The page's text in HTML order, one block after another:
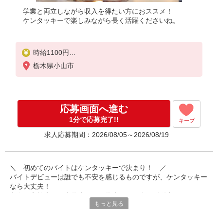
学業と両立しながら収入を得たい方におススメ！
ケンタッキーで楽しみながら長く活躍くださいね。
時給1100円
＜高校生＞時給1070円
栃木県小山市
応募画面へ進む
1分で応募完了!! キープ
求人応募期間：2026/08/05～2026/08/19
＼ 初めてのバイトはケンタッキーで決まり！ ／
バイトデビューは誰でも不安を感じるものですが、ケンタッキー
なら大丈夫！
安心して活躍できる環境を整えているから、気軽に飛び込んで来
もっと見る